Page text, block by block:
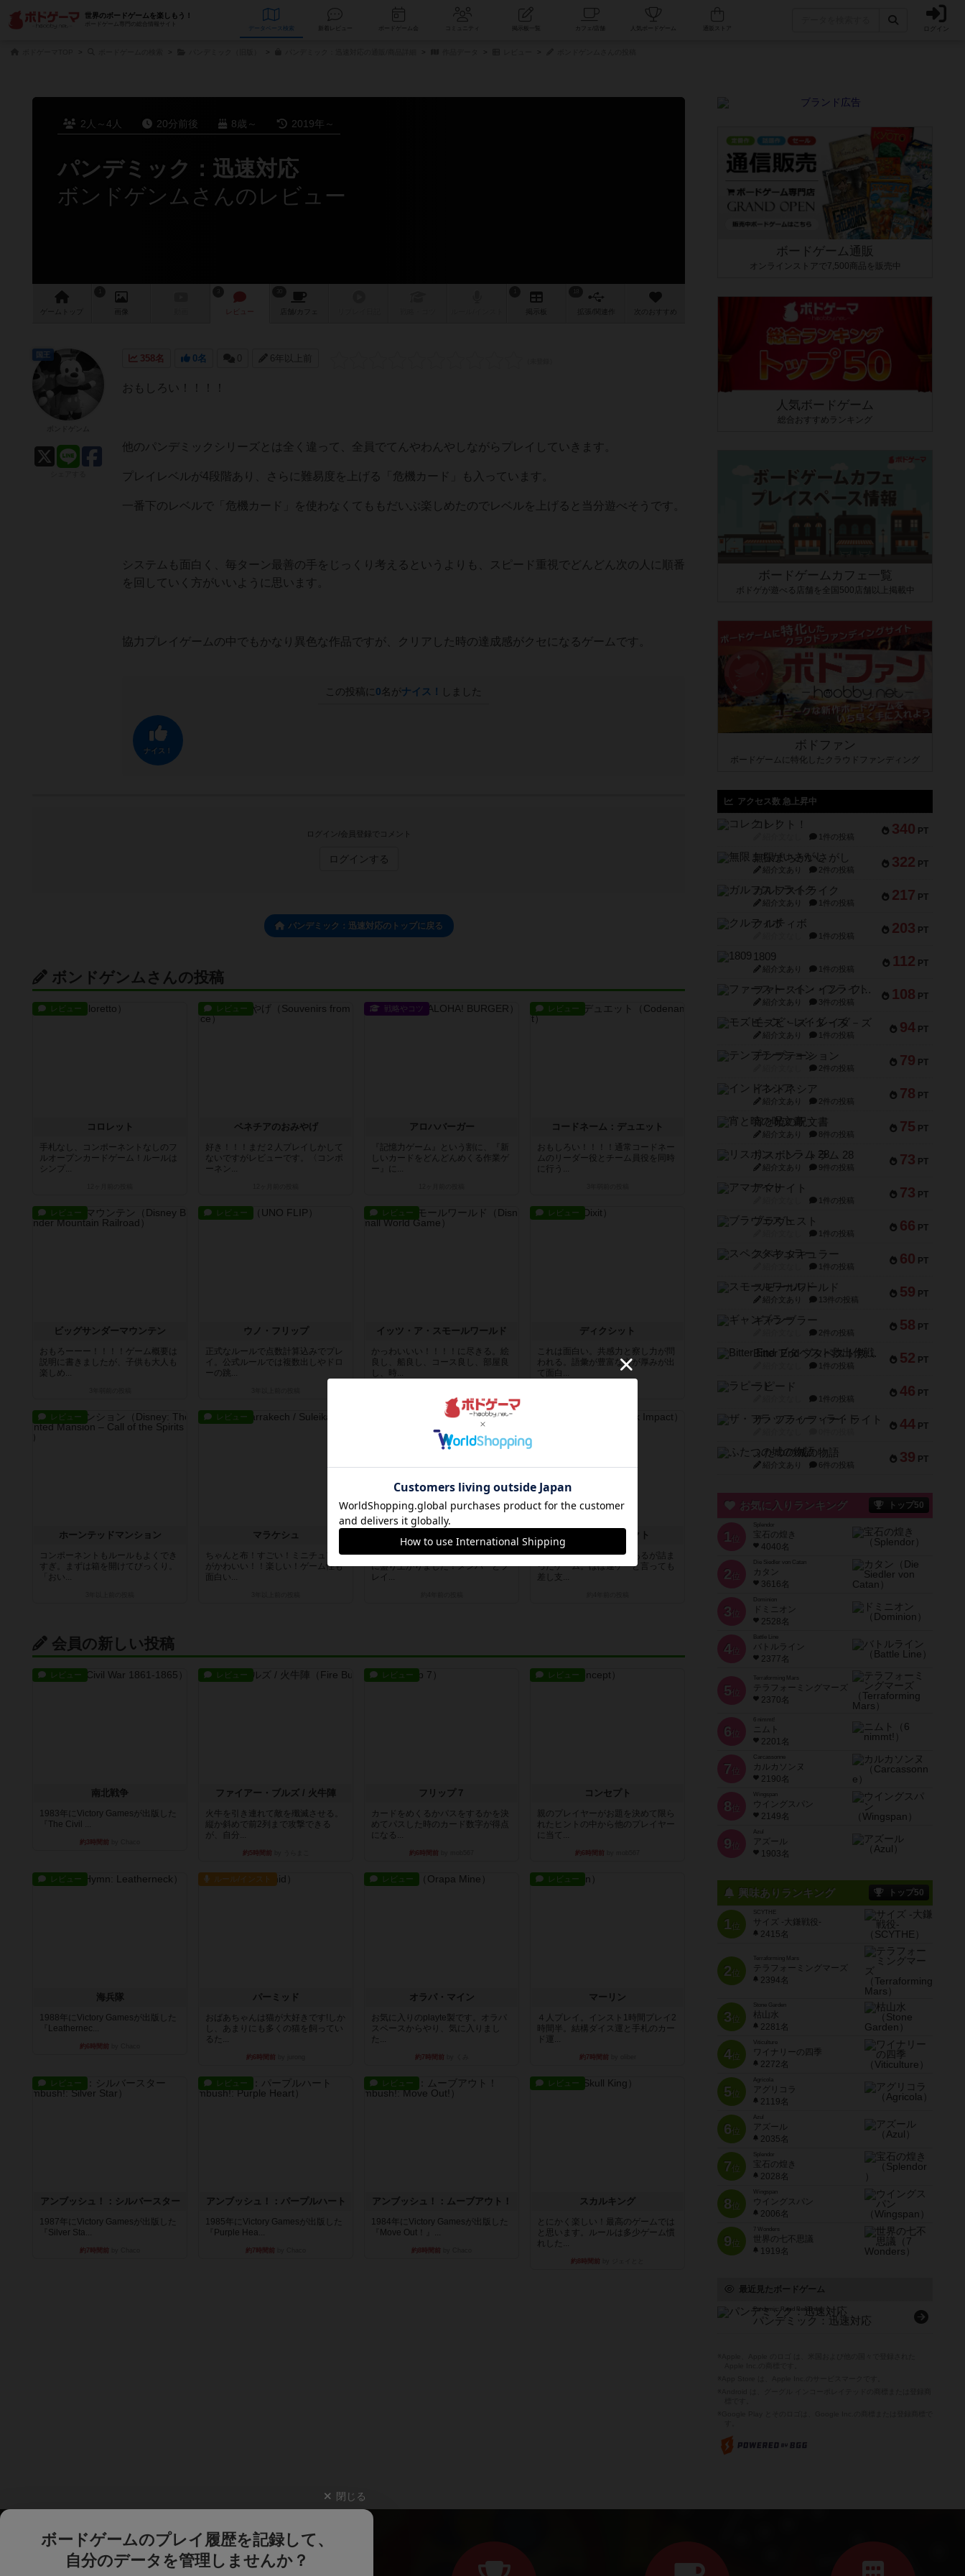
世界のボードゲームを楽しもう！
ボードゲーム専門の総合情報サイト
データベース コミュニティ 人気ボードゲーム ログイン
2人～4人 20分前後 8歳～ 2019年～
パンデミック：迅速対応
ボンドゲンムさんのレビュー
ゲーム 画像 レビュー 店舗/ カフェ 作 次のおすすめ
358名 0名 0 6年以上前
おもしろい！！！！
他のパンデミックシリーズとは全く違って、全員でてんやわんやしながらプレイしていきます。
プレイレベルが4段階あり、さらに難易度を上げる「危機カード」も入っています。
一番下のレベルで「危機カード」を使わなくてももだいぶ楽しめたのでレベルを上げると当分遊べそうです。
システムも面白く、毎ターン最善の手をじっくり考えるというよりも、スピード重視でどんどん次の人に順番
を回していく方がいいように思います。
協力プレイゲームの中でもかなり異色な作品ですが、クリアした時の達成感がクセになるゲームです。
この投稿に 0名がナイス！ しました
ナイス！
国王
ログイン/会員登録でコメント
ログインする
パンデミック：迅速対応のトップに戻る
ボンドゲンムさんの投稿
レビュー
コロレット
手札なし、コンポーネントなしのフ
ルオープンカードゲーム！ルールは
シンプ...
レビュー
ベネチアのおみやげ
好き！！！まだ２人プレイしかして
ないですがレビューです。〈コンポ
ーネン...
戦略やコツ
アロハバーガー
『記憶力ゲーム』という割に、『新
しいカードをどんどんめくる作業ゲ
ー』に...
レビュー
コードネーム：デュエット
おもしろい！！！！通常コードネー
ムのリーダー役とチーム員役を同時
に行う...
レビュー
ビッグサンダーマウンテン
おもろーーー！！！！ゲーム概要は
説明に書きましたが、子供も大人も
楽しめ...
レビュー
ウノ・フリップ
正式なルールで点数計算込みでプレ
イ。公式ルールでは複数出しやドロ
ーの跳...
レビュー
イッツ・ア・スモールワールド
かっわいいい！！！！に尽きる。絵
良し、船良し、コース良し、部屋良
し、時...
レビュー
ディクシット
これは面白い。共感力と察し力が問
われる。語彙が豊富な方が厚みが出
て面白...
レビュー
ホーンテッドマンション
コンポーネントもルールもよくでき
すぎ。まずは箱を開けてびっくり。
「おい...
レビュー
マラケシュ
ちゃんと布！すごい！ミニチュア感
がかわいい！！楽しい！ゲーム性も
面白い...
おもしろい！6-7人でプレイし大い
に盛り上がりました！メンバーとプ
レイ...
シャークインパクト
おもしろいサメ映画あるあるが詰ま
ったゲーム。ほぼ運ゲーと言っても
差し支...
会員の新しい投稿
レビュー
南北戦争
1983年にVictory Gamesが出版した
『The Civil ...
約3時間前
レビュー
ファイアー・ブルズ / 火牛陣
火牛を引き連れて敵を殲滅させる。
縦か斜めで前2列まで攻撃できる
が、自分...
約5時間前
レビュー
フリップ７
カードをめくるかパスをするかを決
めてパスした時のカード数字が得点
になる...
約6時間前
レビュー
コンセプト
親のプレイヤーがお題を決めて限ら
れたヒントの中から他のプレイヤー
に当て...
約6時間前
レビュー
海兵隊
1988年にVictory Gamesが出版した
『Leathernec...
約6時間前
ルール/インスト
パーミッド
おばあちゃんは猫が大好きです!しか
し、あまりにも多くの猫を飼ってい
るた...
約6時間前
レビュー
オラパ・マイン
お気に入りのplayte製です。オラパ
スペースからやり、気に入りまし
た...
約7時間前
レビュー
マーリン
４人プレイ。インスト1時間プレイ2
時間半。結構ダイス運と手札のカー
ド運...
約7時間前
レビュー
アンブッシュ！：シルバースター
1987年にVictory Gamesが出版した
『Silver Sta...
約7時間前
レビュー
アンブッシュ！：パープルハート
1985年にVictory Gamesが出版した
『Purple Hea...
約7時間前
レビュー
アンブッシュ！：ムーブアウト！
1984年にVictory Gamesが出版した
『Move Out！』...
約8時間前
レビュー
スカルキング
とにかく楽しい！最高のゲームでは
と思います。ルールは多少ゲーム慣
れした...
約8時間前
ボードゲーム通販
オンラインストアで7,500商品を販売中
人気ボードゲーム
総合おすすめランキング
ボードゲームカフェ一覧
ボドゲが遊べる店舗を全国500店舗以上掲載中
ボドファン
ボードゲームに特化したクラウドファンディング
アクセス数 急上昇中
340 PT
コレクト！
1件の投稿
322 PT
無限まちがいさがし
紹介文あり 2件の投稿
217 PT
ガルフストライク
紹介文あり 1件の投稿
203 PT
クルティボ
1件の投稿
112 PT
1809
紹介文あり 1件の投稿
108 PT
ファースト・イン・フライト
紹介文あり 3件の投稿
94 PT
モズビ－ズ・レイダ－ズ
紹介文あり 1件の投稿
79 PT
テンプテーション
2件の投稿
78 PT
インドネシア
紹介文あり 2件の投稿
75 PT
宵と暁の呪文書
紹介文あり 8件の投稿
73 PT
リスボン・トラム 28
紹介文あり 9件の投稿
73 PT
アマナイト
1件の投稿
66 PT
ブラヴェスト
1件の投稿
60 PT
スペクタキュラー
1件の投稿
59 PT
スモールワールド
紹介文あり 13件の投稿
58 PT
ギャンブラー
2件の投稿
52 PT
Bitter End ブタペスト救出作戦
1件の投稿
46 PT
ラピード
1件の投稿
44 PT
ザ・フラッフィー・ライト
39 PT
ふたつの城の物語
紹介文あり 6件の投稿
お気に入りランキング トップ50
1 位
宝石の煌き
4040名
2 位
Die Siedler von Catan
カタン
3616名
3 位
ドミニオン
2528名
4位
Battle Line
バトルライン
2377名
5 位
Terraforming Mars
テラフォーミングマーズ
2370名
6 位
ニムト
2201名
7 位
Carcassonne
カルカソンヌ
2190名
8 位
Wingspan
ウイングスパン
2149名
9 位
Azul
アズール
1903名
興味ありランキング トップ50
1位
SCYTHE
サイズ -大鎌戦役-
2415名
2位
Terraforming Mars
テラフォーミングマーズ
2394名
3位
Stone Garden
枯山水
2281名
4位
Viticulture
ワイナリーの四季
2272名
5位
Agricola
アグリコラ
2119名
6位
Azul
アズール
2035名
7位
宝石の煌き
2028名
8位
Wingspan
ウイングスパン
2006名
9位
7 Wonders
世界の七不思議
1919名
最近見たボードゲーム
Pandemic: Rapid Response
パンデミック：迅速対応
閉じる
ボードゲームのプレイ履歴を記録して、
自分のデータを管理しませんか？